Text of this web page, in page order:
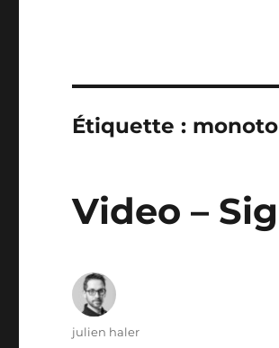
Étiquette :
Video –
Auteur
julien haler